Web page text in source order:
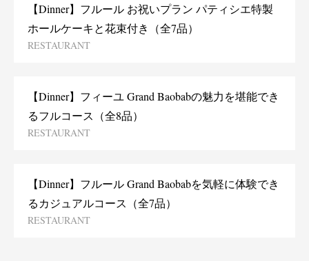
【Dinner】フルール お祝いプラン パティシエ特製
ホールケーキと花束付き（全7品）
RESTAURANT
【Dinner】フィーユ Grand Baobabの魅力を堪能でき
るフルコース（全8品）
RESTAURANT
【Dinner】フルール Grand Baobabを気軽に体験でき
るカジュアルコース（全7品）
RESTAURANT